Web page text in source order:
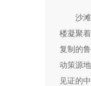
沙
楼凝聚
复制的
动策源
见证的